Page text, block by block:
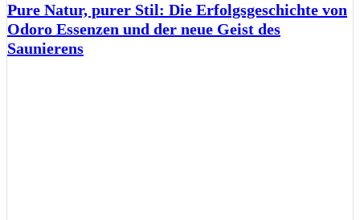
Pure Natur, purer Stil: Die Erfolgsgeschichte von
Odoro Essenzen und der neue Geist des
Saunierens